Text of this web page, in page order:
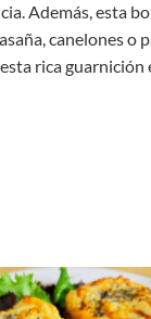
Además, esta
canelones o
rica guarnición